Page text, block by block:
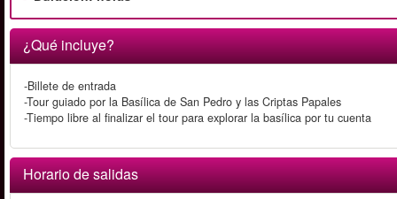
¿Qué incluye?
-Billete de entrada
-Tour guiado por la Basílica de San Pedro y las Criptas Papales
-Tiempo libre al finalizar el tour para explorar la basílica por tu cuenta
Horario de salidas